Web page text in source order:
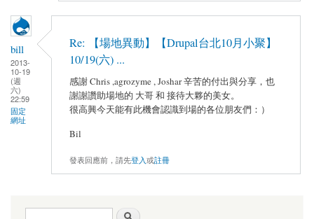
bill
2013-
10-19
(週
六)
22:59
固定
網址
Re: 【場地異動】【Drupal台北10月小聚】
10/19(六) ...
感謝 Chris ,agrozyme , Joshar 辛苦的付出與分享，也
謝謝讚助場地的 大哥 和 接待大夥的美女。
很高興今天能有此機會認識到場的各位朋友們：）
Bil
發表回應前，請先登入或註冊
搜尋表單